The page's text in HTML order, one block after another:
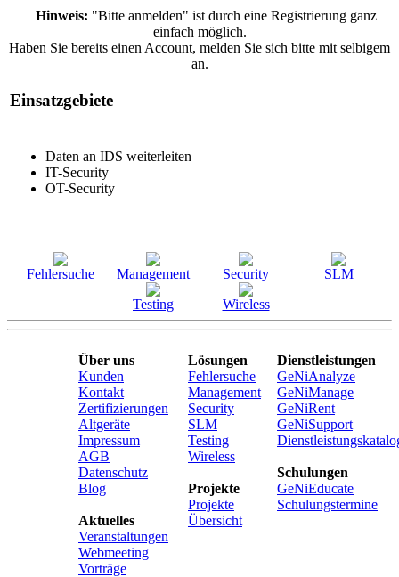
Hinweis: "Bitte anmelden" ist durch eine Registrierung ganz
einfach möglich.
Haben Sie bereits einen Account, melden Sie sich bitte mit selbigem
an.
Einsatzgebiete
Daten an IDS weiterleiten
IT-Security
OT-Security
Fehlersuche Management Security
SLM
Testing
Wireless
Über uns
Kunden
Kontakt
Zertifizierungen
Altgeräte
Impressum
AGB
Datenschutz
Blog
Aktuelles
Veranstaltungen
Webmeeting
Vorträge
Lösungen
Fehlersuche
Management
Security
SLM
Testing
Wireless
Projekte
Projekte
Übersicht
Dienstleistungen
GeNiAnalyze
GeNiManage
GeNiRent
GeNiSupport
Schulungen
GeNiEducate
Schulungstermine